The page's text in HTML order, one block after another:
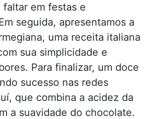
em festas e
seguida, apresentamos a
uma receita italiana
sua simplicidade e
Para finalizar, um doce
sucesso nas redes
que combina a acidez da
a suavidade do chocolate.